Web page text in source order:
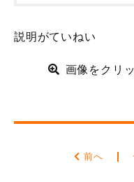
説明がていねい
画像をクリ
前へ